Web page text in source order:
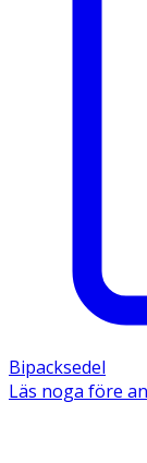
Bipacksedel
Läs noga före